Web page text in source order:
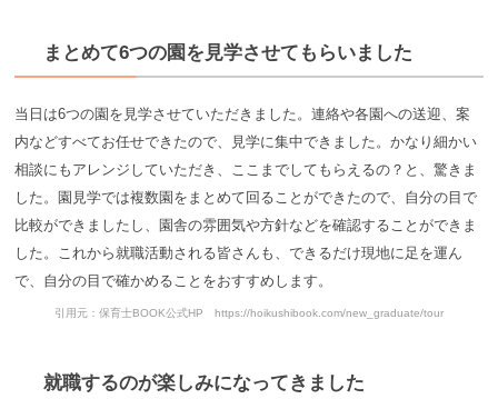
まとめて6つの園を見学させてもらいました
当日は6つの園を見学させていただきました。連絡や各園への送迎、案
内などすべてお任せできたので、見学に集中できました。かなり細かい
相談にもアレンジしていただき、ここまでしてもらえるの？と、驚きま
した。園見学では複数園をまとめて回ることができたので、自分の目で
比較ができましたし、園舎の雰囲気や方針などを確認することができま
した。これから就職活動される皆さんも、できるだけ現地に足を運ん
で、自分の目で確かめることをおすすめします。
引用元：保育士BOOK公式HP https://hoikushibook.com/new_graduate/tour
就職するのが楽しみになってきました